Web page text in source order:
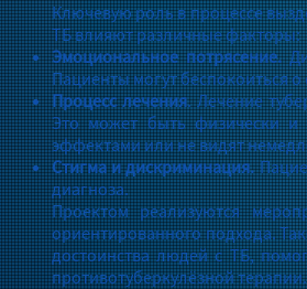
Ключевую роль в процессе
ТБ влияют различные факторы:
Эмоциональное потрясение.
Пациенты могут беспокоиться
Процесс лечения. Лечение
Это может быть физически и
эффектами или не видят
Стигма и дискриминация.
диагноза.
Проектом реализуются
ориентированного подхода.
достоинства людей с ТБ,
противотуберкулёзной терапии.